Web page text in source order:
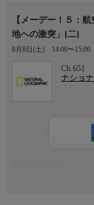
【メーデー！５：
地への激突」[二]
8月8日(土) 14:00〜15:00
Ch.651
ナショ